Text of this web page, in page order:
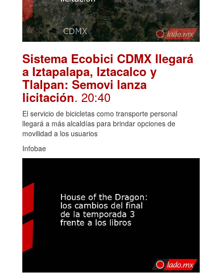
Sistema Ecobici CDMX llegará
a Iztapalapa, Iztacalco y
Tlalpan: Semovi lanza
licitación. 20:40
El servicio de bicicletas como transporte personal
llegará a más alcaldías para brindar opciones de
movilidad a los usuarios
Infobae